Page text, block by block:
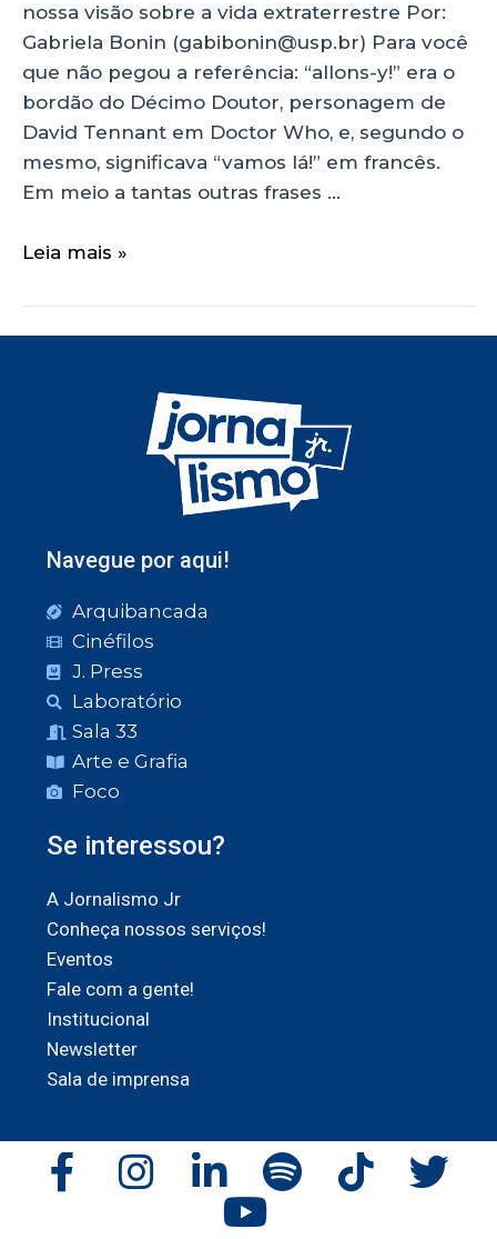
nossa visão sobre a vida extraterrestre Por:
Gabriela Bonin (gabibonin@usp.br) Para você
que não pegou a referência: “allons-y!” era o
bordão do Décimo Doutor, personagem de
David Tennant em Doctor Who, e, segundo o
mesmo, significava “vamos lá!” em francês.
Em meio a tantas outras frases …
Leia mais »
Navegue por aqui!
Arquibancada
Cinéfilos
J. Press
Laboratório
Sala 33
Arte e Grafia
Foco
Se interessou?
A Jornalismo Jr
Conheça nossos serviços!
Eventos
Fale com a gente!
Institucional
Newsletter
Sala de imprensa